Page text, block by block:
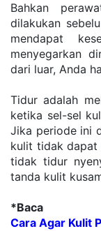
Bahkan
dilakukan
mendapat
menyegarkan
dari luar, Anda
Tidur adalah
ketika sel-sel
Jika periode ini
kulit tidak dapat
tidak tidur
tanda kulit
Cara Agar Kulit